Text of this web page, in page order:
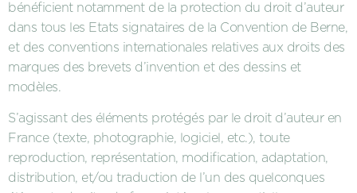
bénéficient notamment de la protection du droit d’auteur
dans tous les Etats signataires de la Convention de Berne,
et des conventions internationales relatives aux droits des
marques des brevets d’invention et des dessins et
modèles.
S’agissant des éléments protégés par le droit d’auteur en
France (texte, photographie, logiciel, etc.), toute
reproduction, représentation, modification, adaptation,
distribution, et/ou traduction de l’un des quelconques